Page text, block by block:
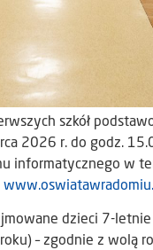
szkół
2026 r. do godz.
informatycznego w
dzieci 7-
– zgodnie z wolą